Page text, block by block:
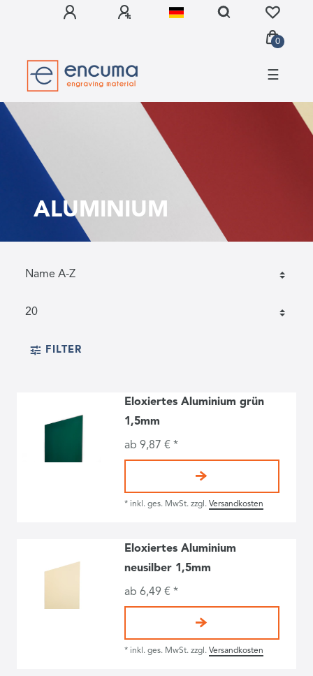
0
☰
ALUMINIUM
FILTER
Eloxiertes Aluminium grün
1,5mm
ab 9,87 € *
* inkl. ges. MwSt. zzgl. Versandkosten
Eloxiertes Aluminium
neusilber 1,5mm
ab 6,49 € *
* inkl. ges. MwSt. zzgl. Versandkosten